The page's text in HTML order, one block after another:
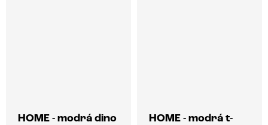
HOME - modrá dino
HOME - modrá t-